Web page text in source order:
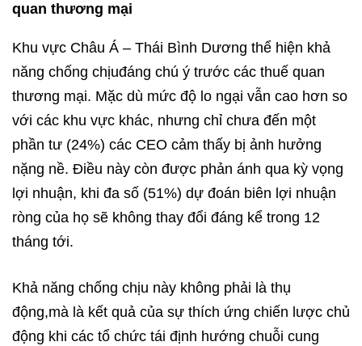
quan thương mại
Khu vực Châu Á – Thái Bình Dương thể hiện khả
năng chống chịuđáng chú ý trước các thuế quan
thương mại. Mặc dù mức độ lo ngại vẫn cao hơn so
với các khu vực khác, nhưng chỉ chưa đến một
phần tư (24%) các CEO cảm thấy bị ảnh hưởng
nặng nề. Điều này còn được phản ánh qua kỳ vọng
lợi nhuận, khi đa số (51%) dự đoán biên lợi nhuận
ròng của họ sẽ không thay đổi đáng kể trong 12
tháng tới.
Khả năng chống chịu này không phải là thụ
động,mà là kết quả của sự thích ứng chiến lược chủ
động khi các tổ chức tái định hướng chuỗi cung